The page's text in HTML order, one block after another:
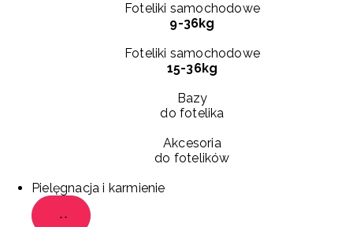
Foteliki samochodowe
9-36kg
Foteliki samochodowe
15-36kg
Bazy
do fotelika
Akcesoria
do fotelików
Pielęgnacja i karmienie